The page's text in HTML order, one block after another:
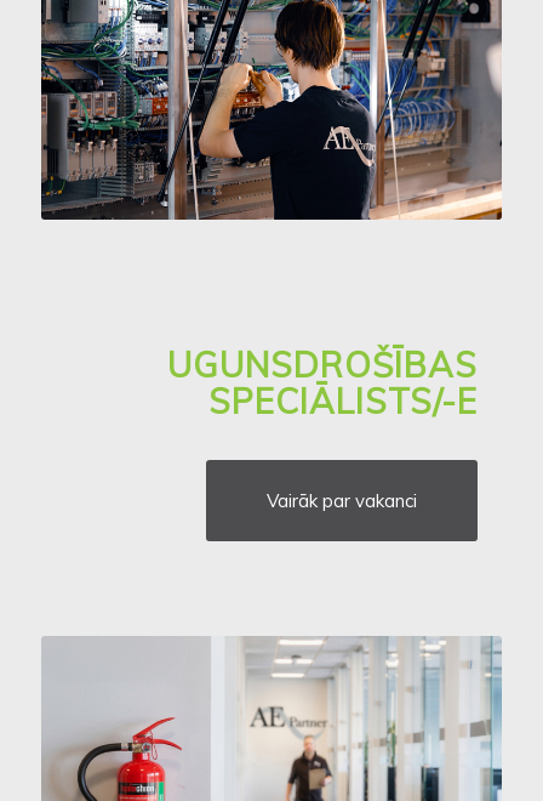
UGUNSDROŠĪBAS
SPECIĀLISTS/-E
Vairāk par vakanci